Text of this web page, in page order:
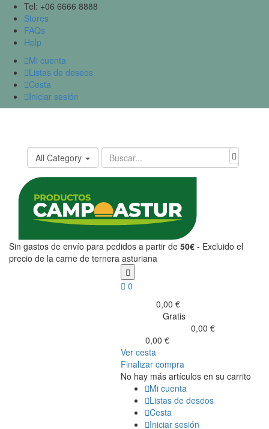
Tel: +06 6666 8888
Stores
FAQs
Help
Mi cuenta
Listas de deseos
Cesta
Iniciar sesión
All Category
Sin gastos de envío para pedidos a partir de 50€ - Excluido el
precio de la carne de ternera asturiana

 0
0,00 €
Gratis
0,00 €
0,00 €
Ver cesta
Finalizar compra
No hay más artículos en su carrito
Mi cuenta
Listas de deseos
Cesta
Iniciar sesión